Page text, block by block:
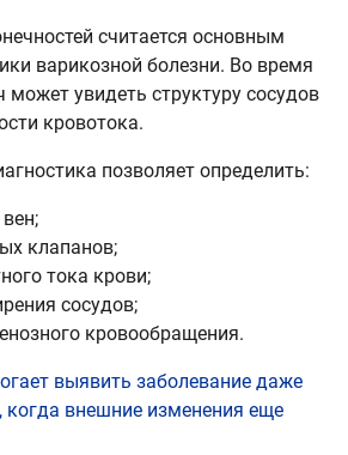
считается основным
варикозной болезни. Во время
может увидеть структуру сосудов
кровотока.
позволяет определить:
клапанов;
тока крови;
сосудов;
кровообращения.
выявить заболевание даже
когда внешние изменения еще